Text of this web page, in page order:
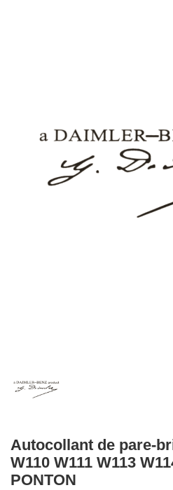
Autocollant de pare-
W110 W111 W113
PONTON ​